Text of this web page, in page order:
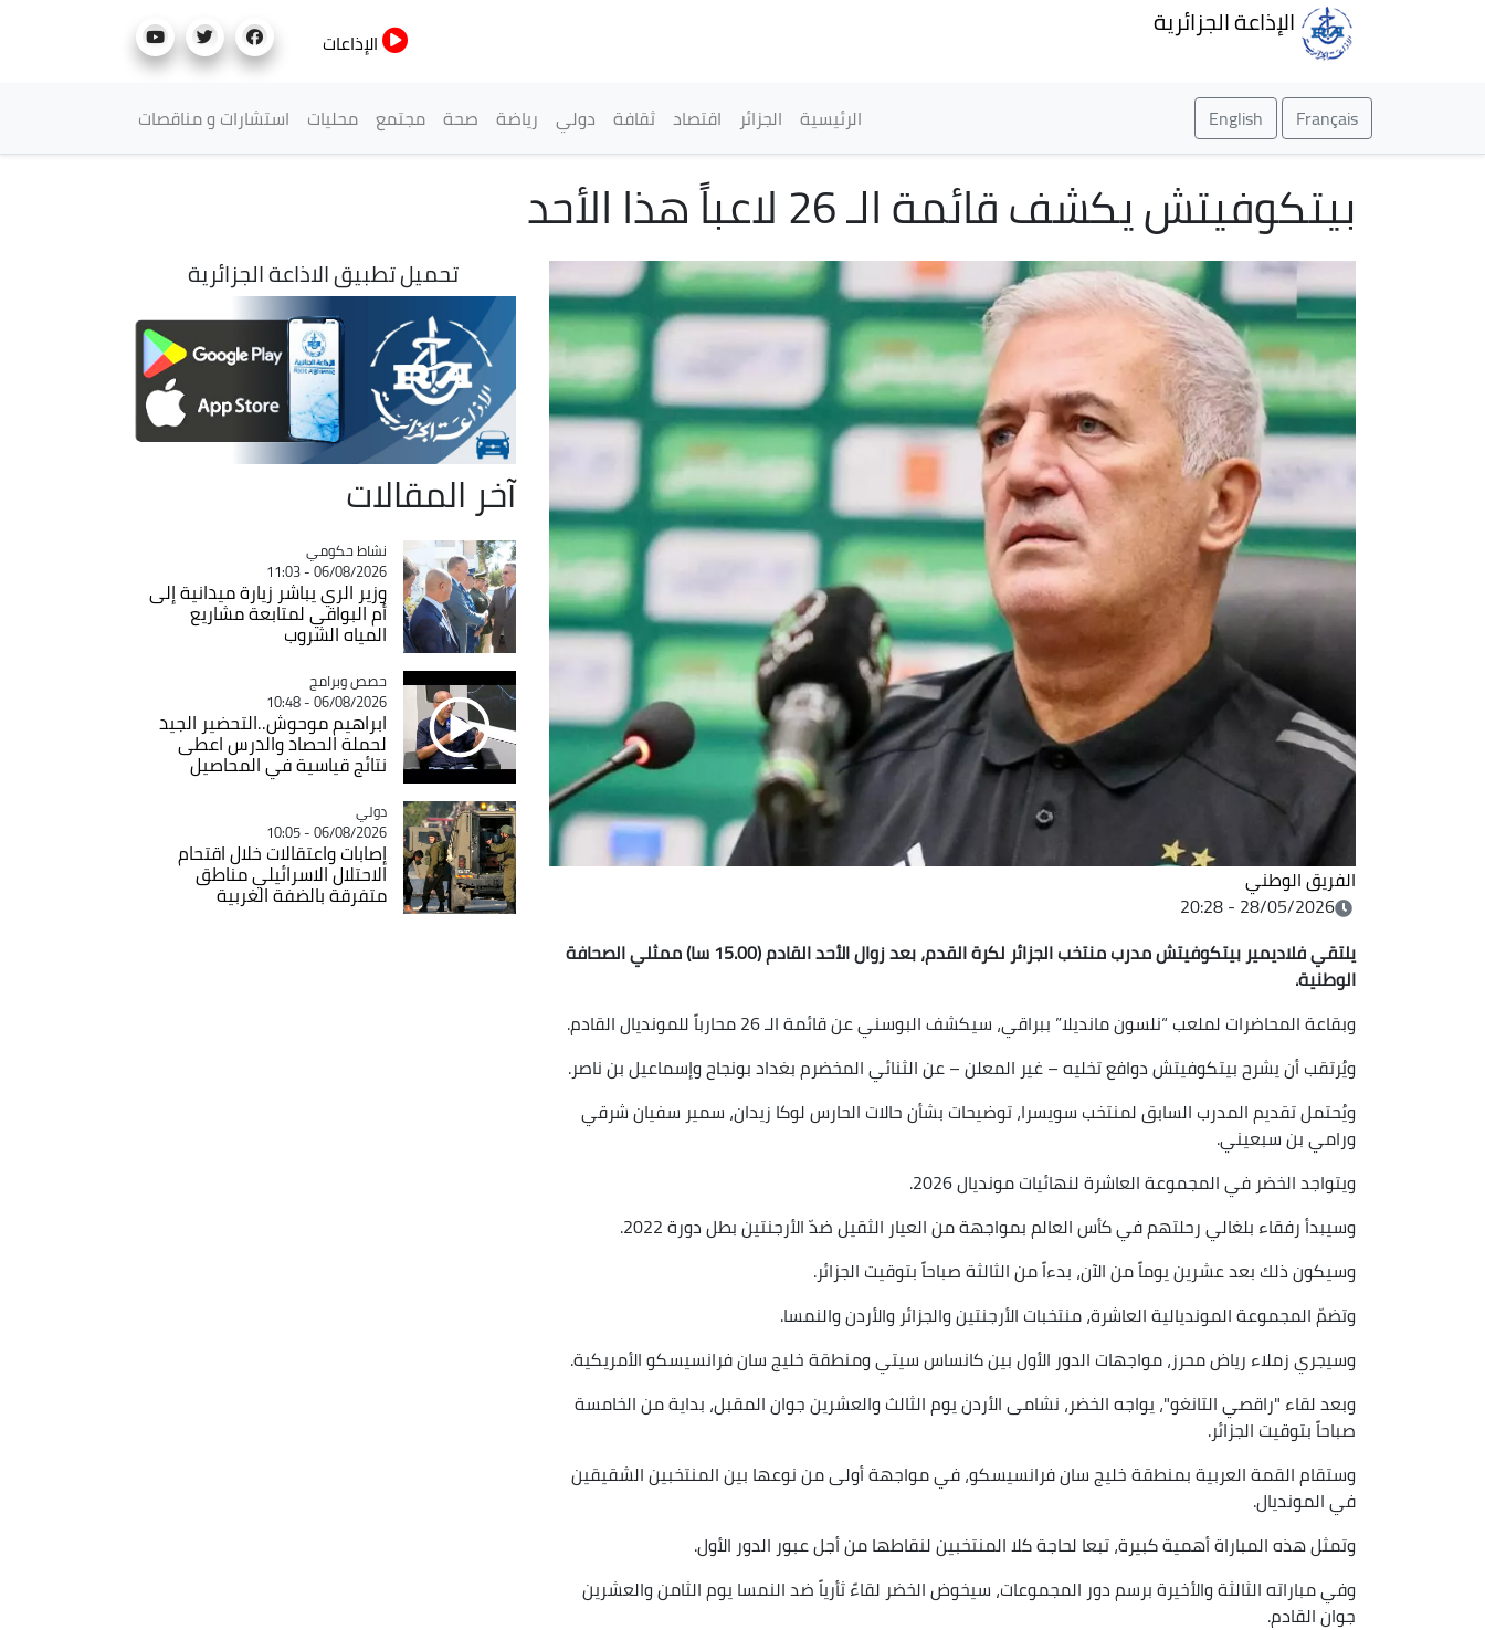
الإذاعة الجزائرية
الإذاعات
Français
English القائمة الرئيسية
الرئيسية الجزائر اقتصاد ثقافة دولي رياضة صحة مجتمع محليات استشارات و مناقصات
بيتكوفيتش يكشف قائمة الـ 26 لاعباً هذا الأحد
الفريق الوطني
28/05/2026 - 20:28
يلتقي فلاديمير بيتكوفيتش مدرب منتخب الجزائر لكرة القدم، بعد زوال الأحد القادم (15.00 سا) ممثلي الصحافة
الوطنية.
وبقاعة المحاضرات لملعب “نلسون مانديلا” ببراقي، سيكشف البوسني عن قائمة الـ 26 محارباً للمونديال القادم.
ويُرتقب أن يشرح بيتكوفيتش دوافع تخليه – غير المعلن – عن الثنائي المخضرم بغداد بونجاح وإسماعيل بن ناصر.
ويُحتمل تقديم المدرب السابق لمنتخب سويسرا، توضيحات بشأن حالات الحارس لوكا زيدان، سمير سفيان شرقي
ورامي بن سبعيني.
ويتواجد الخضر في المجموعة العاشرة لنهائيات مونديال 2026.
وسيبدأ رفقاء بلغالي رحلتهم في كأس العالم بمواجهة من العيار الثقيل ضدّ الأرجنتين بطل دورة 2022.
وسيكون ذلك بعد عشرين يوماً من الآن، بدءاً من الثالثة صباحاً بتوقيت الجزائر.
وتضمّ المجموعة المونديالية العاشرة، منتخبات الأرجنتين والجزائر والأردن والنمسا.
وسيجري زملاء رياض محرز، مواجهات الدور الأول بين كانساس سيتي ومنطقة خليج سان فرانسيسكو الأمريكية.
وبعد لقاء "راقصي التانغو"، يواجه الخضر، نشامى الأردن يوم الثالث والعشرين جوان المقبل، بداية من الخامسة
صباحاً بتوقيت الجزائر.
وستقام القمة العربية بمنطقة خليج سان فرانسيسكو، في مواجهة أولى من نوعها بين المنتخبين الشقيقين
في المونديال.
وتمثل هذه المباراة أهمية كبيرة، تبعا لحاجة كلا المنتخبين لنقاطها من أجل عبور الدور الأول.
وفي مباراته الثالثة والأخيرة برسم دور المجموعات، سيخوض الخضر لقاءً ثأرياً ضد النمسا يوم الثامن والعشرين
جوان القادم.
تحميل تطبيق الاذاعة الجزائرية
آخر المقالات
Catégorie
نشاط حكومي
06/08/2026 - 11:03
وزير الري يباشر زيارة ميدانية إلى
أم البواقي لمتابعة مشاريع
المياه الشروب
Catégorie
حصص وبرامج
06/08/2026 - 10:48
ابراهيم موحوش..التحضير الجيد
لحملة الحصاد والدرس اعطى
نتائج قياسية في المحاصيل
Catégorie
دولي
06/08/2026 - 10:05
إصابات واعتقالات خلال اقتحام
الاحتلال الاسرائيلي مناطق
متفرقة بالضفة الغربية